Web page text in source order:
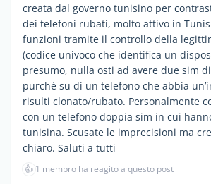
creata dal governo tunisino per
dei telefoni rubati, molto attivo in
funzioni tramite il controllo della
(codice univoco che identifica un
presumo, nulla osti ad avere due sim
purché su di un telefono che abbia
risulti clonato/rubato. Personalmente
con un telefono doppia sim in cui
tunisina. Scusate le imprecisioni ma
chiaro. Saluti a tutti
👍 1 membro ha reagito a questo post